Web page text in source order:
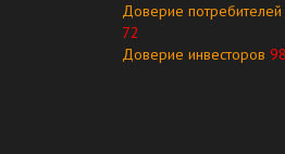
Доверие потребителей
72
Доверие инвесторов 98